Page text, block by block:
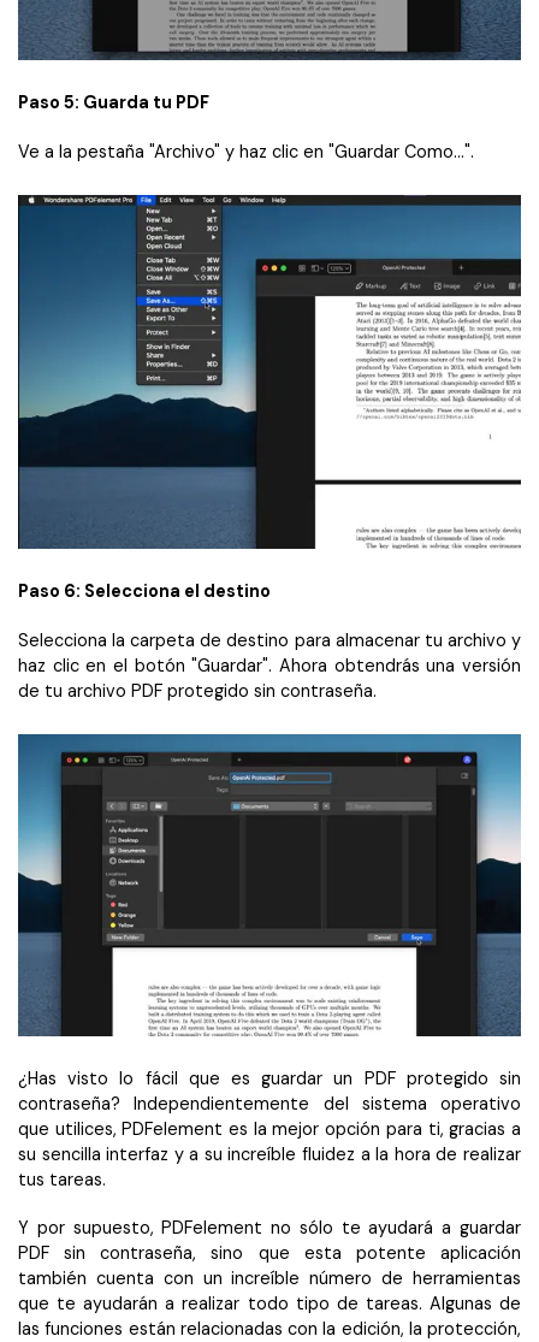
Paso 5: Guarda tu PDF
Ve a la pestaña "Archivo" y haz clic en "Guardar Como...".
Paso 6: Selecciona el destino
Selecciona la carpeta de destino para almacenar tu archivo y
haz clic en el botón "Guardar". Ahora obtendrás una versión
de tu archivo PDF protegido sin contraseña.
¿Has visto lo fácil que es guardar un PDF protegido sin
contraseña? Independientemente del sistema operativo
que utilices, PDFelement es la mejor opción para ti, gracias a
su sencilla interfaz y a su increíble fluidez a la hora de realizar
tus tareas.
Y por supuesto, PDFelement no sólo te ayudará a guardar
PDF sin contraseña, sino que esta potente aplicación
también cuenta con un increíble número de herramientas
que te ayudarán a realizar todo tipo de tareas. Algunas de
las funciones están relacionadas con la edición, la protección,